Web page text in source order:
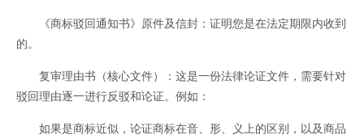
《商标驳回通知书》原件及信封：证明您是在法定期限内收到
的。
复审理由书（核心文件）：这是一份法律论证文件，需要针对
驳回理由逐一进行反驳和论证。例如：
如果是商标近似，论证商标在音、形、义上的区别，以及商品